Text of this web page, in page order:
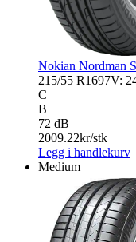
Nokian Nordman
215/55 R1697V:
C
B
72 dB
2009.22kr/stk
Legg i handlekurv
Medium